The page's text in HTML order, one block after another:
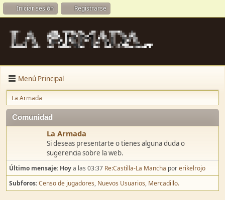
Iniciar sesión Registrarse
Menú Principal
La Armada
Comunidad
La Armada
Si deseas presentarte o tienes alguna duda o
sugerencia sobre la web.
Último mensaje: Hoya las 03:37 Re:Castilla-La Mancha porerikelrojo
Subforos Censo de jugadores Nuevos Usuarios Mercadillo.